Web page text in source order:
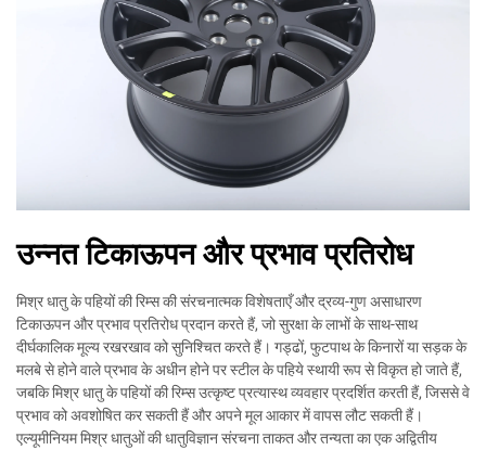
उन्नत टिकाऊपन और प्रभाव प्रतिरोध
मिश्र धातु के पहियों की रिम्स की संरचनात्मक विशेषताएँ और द्रव्य-गुण असाधारण
टिकाऊपन और प्रभाव प्रतिरोध प्रदान करते हैं, जो सुरक्षा के लाभों के साथ-साथ
दीर्घकालिक मूल्य रखरखाव को सुनिश्चित करते हैं। गड्ढों, फुटपाथ के किनारों या सड़क के
मलबे से होने वाले प्रभाव के अधीन होने पर स्टील के पहिये स्थायी रूप से विकृत हो जाते हैं,
जबकि मिश्र धातु के पहियों की रिम्स उत्कृष्ट प्रत्यास्थ व्यवहार प्रदर्शित करती हैं, जिससे वे
प्रभाव को अवशोषित कर सकती हैं और अपने मूल आकार में वापस लौट सकती हैं।
एल्यूमीनियम मिश्र धातुओं की धातुविज्ञान संरचना ताकत और तन्यता का एक अद्वितीय